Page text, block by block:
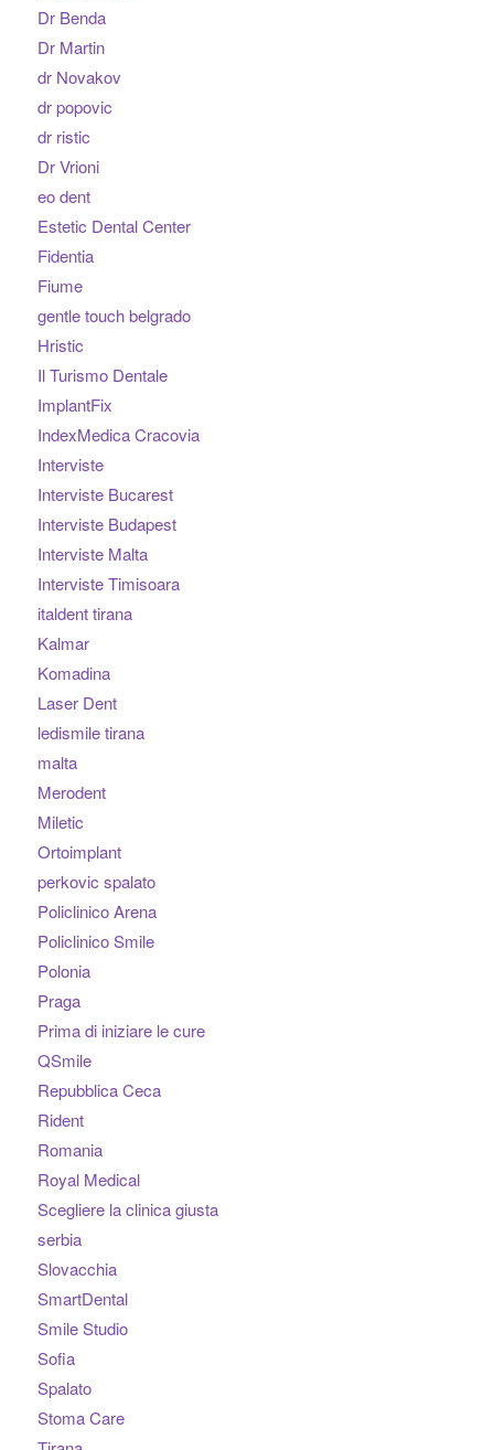
Dr Benda
Dr Martin
dr Novakov
dr popovic
dr ristic
Dr Vrioni
eo dent
Estetic Dental Center
Fidentia
Fiume
gentle touch belgrado
Hristic
Il Turismo Dentale
ImplantFix
IndexMedica Cracovia
Interviste
Interviste Bucarest
Interviste Budapest
Interviste Malta
Interviste Timisoara
italdent tirana
Kalmar
Komadina
Laser Dent
ledismile tirana
malta
Merodent
Miletic
Ortoimplant
perkovic spalato
Policlinico Arena
Policlinico Smile
Polonia
Praga
Prima di iniziare le cure
QSmile
Repubblica Ceca
Rident
Romania
Royal Medical
Scegliere la clinica giusta
serbia
Slovacchia
SmartDental
Smile Studio
Sofia
Spalato
Stoma Care